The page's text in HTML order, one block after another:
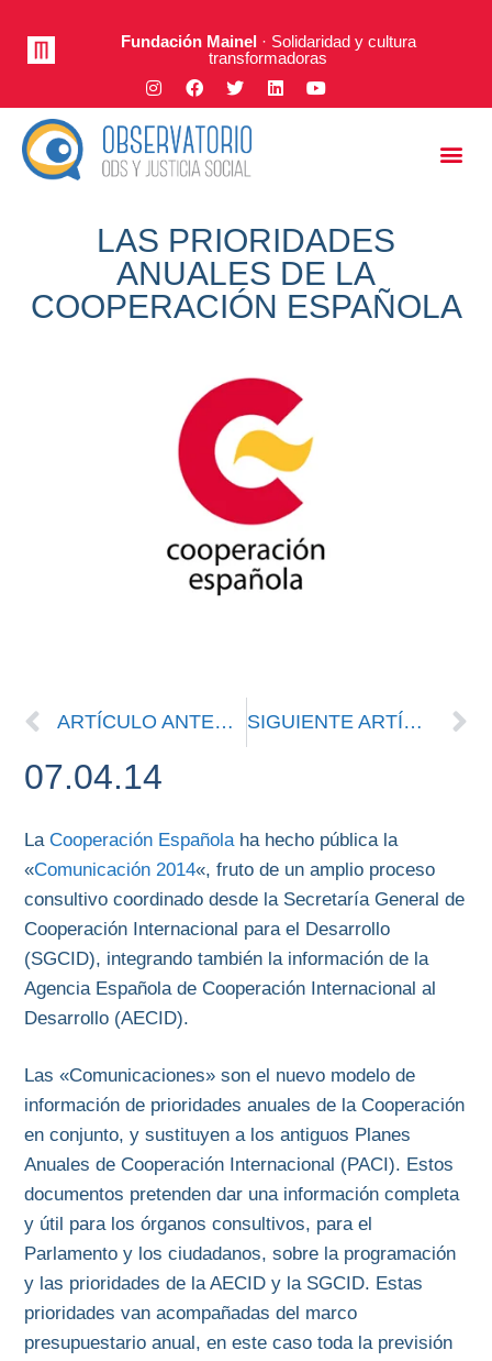
Fundación Mainel· Solidaridad y cultura
transformadoras
LAS PRIORIDADES
ANUALES DE LA
COOPERACIÓN ESPAÑOLA
ARTÍCULO ANTERIOR SIGUIENTE ARTÍCULO
07.04.14
LaCooperación Española ha hecho pública la
«Comunicación 2014«, fruto de un amplio proceso
consultivo coordinado desde la Secretaría General de
Cooperación Internacional para el Desarrollo
(SGCID), integrando también la información de la
Agencia Española de Cooperación Internacional al
Desarrollo (AECID).
Las «Comunicaciones» son el nuevo modelo de
información de prioridades anuales de la Cooperación
en conjunto, y sustituyen a los antiguos Planes
Anuales de Cooperación Internacional (PACI). Estos
documentos pretenden dar una información completa
y útil para los órganos consultivos, para el
Parlamento y los ciudadanos, sobre la programación
y las prioridades de la AECID y la SGCID. Estas
prioridades van acompañadas del marco
presupuestario anual, en este caso toda la previsión